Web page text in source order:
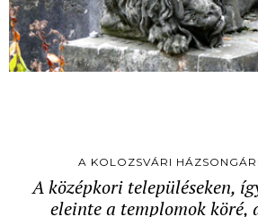
A KOLOZSVÁRI
A középkori településeken,
eleinte a templomok köré,